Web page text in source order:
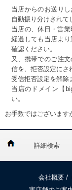
当店からのお送り
自動振り分けされて
当店の、休日・営
経過しても当店よ
確認ください。
又、携帯でのご注
信を、拒否設定にさ
受信拒否設定を解除
当店のドメイン【
い。
お手数ではございます
詳細検索
会社概要 /